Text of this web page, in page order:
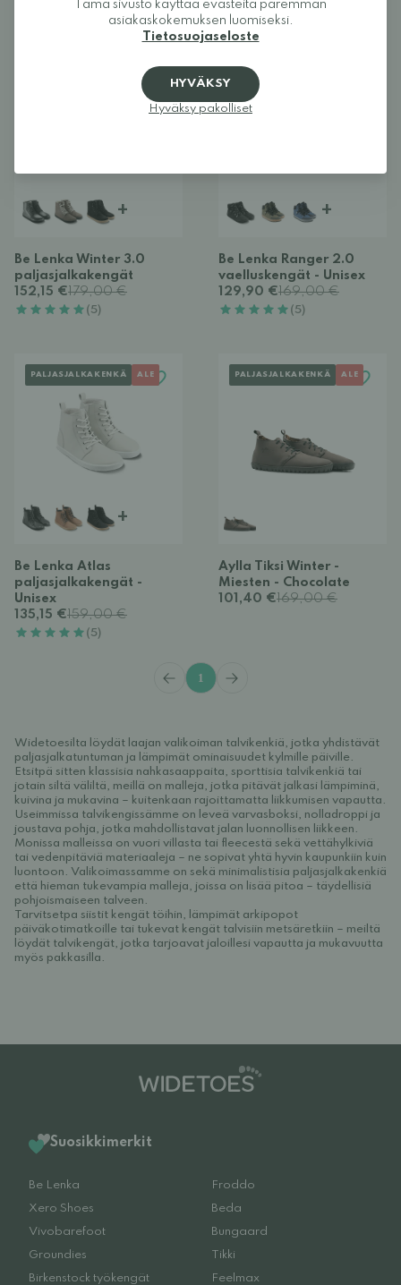
(5)
+
ALE
Be Lenka Winter 3.0
paljasjalkakengät
152,15 €179,00 €
(5)
+
PALJASJALKAKENKÄ
Be Lenka Ranger 2.0
vaelluskengät - Unisex
129,90 €169,00 €
(5)
+
PALJASJALKAKENKÄ ALE
Be Lenka Atlas
paljasjalkakengät -
Unisex
135,15 €159,00 €
(5)
PALJASJALKAKENKÄ ALE
Aylla Tiksi Winter -
Miesten - Chocolate
101,40 €169,00 €
1
Widetoesilta löydät laajan valikoiman talvikenkiä, jotka yhdistävät
paljasjalkatuntuman ja lämpimät ominaisuudet kylmille päiville.
Etsitpä sitten klassisia nahkasaappaita, sporttisia talvikenkiä tai
jotain siltä väliltä, meillä on malleja, jotka pitävät jalkasi lämpiminä,
kuivina ja mukavina – kuitenkaan rajoittamatta liikkumisen vapautta.
Useimmissa talvikengissämme on leveä varvasboksi, nolladroppi ja
joustava pohja, jotka mahdollistavat jalan luonnollisen liikkeen.
Monissa malleissa on vuori villasta tai fleecestä sekä vettähylkiviä
tai vedenpitäviä materiaaleja – ne sopivat yhtä hyvin kaupunkiin kuin
luontoon. Valikoimassamme on sekä minimalistisia paljasjalkakenkiä
että hieman tukevampia malleja, joissa on lisää pitoa – täydellisiä
pohjoismaiseen talveen.
Tarvitsetpa siistit kengät töihin, lämpimät arkipopot
päiväkotimatkoille tai tukevat kengät talvisiin metsäretkiin – meiltä
löydät talvikengät, jotka tarjoavat jaloillesi vapautta ja mukavuutta
myös pakkasilla.
Suosikkimerkit
Be Lenka
Froddo
Xero Shoes
Beda
Vivobarefoot
Bungaard
Groundies
Tikki
Birkenstock työkengät
Feelmax
Tämä sivusto käyttää evästeitä paremman
asiakaskokemuksen luomiseksi.
Tietosuojaseloste
HYVÄKSY
Hyväksy pakolliset